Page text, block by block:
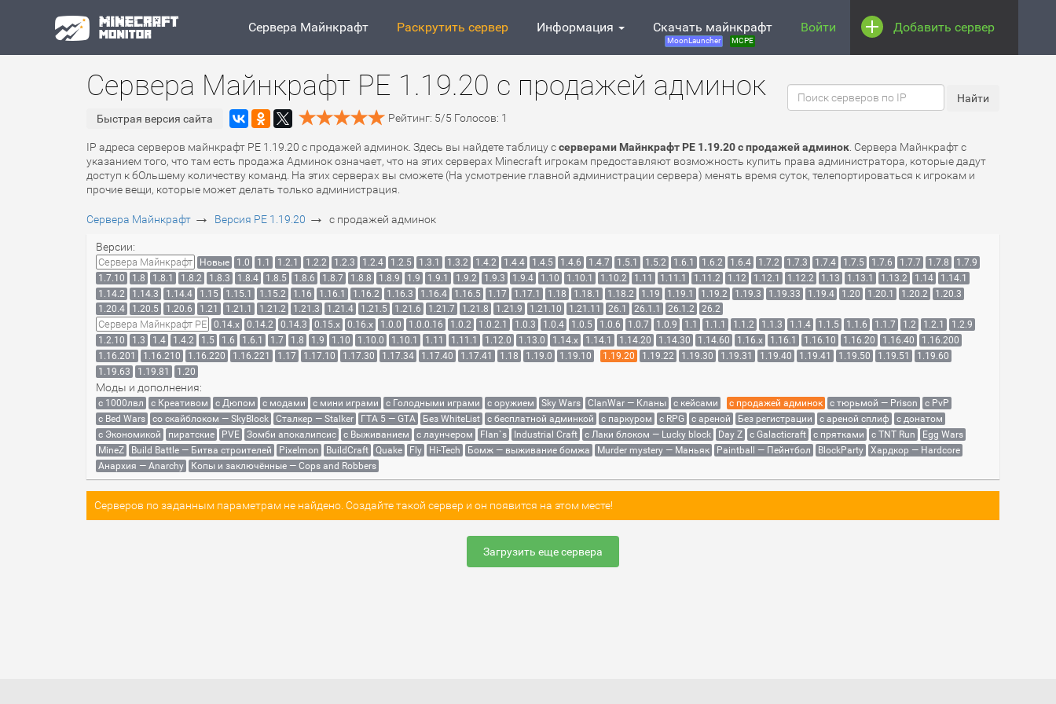
Сервера Майнкрафт Раскрутить сервер Информация Скачать майнкрафт
MoonLauncher MCPE
Войти Добавить сервер
Сервера Майнкрафт PE 1.19.20 с продажей админок
Быстрая версия сайта Рейтинг: 5/5 Голосов: 1
IP адреса серверов майнкрафт PE 1.19.20 с продажей админок. Здесь вы найдете таблицу ссерверами Майнкрафт PE 1.19.20 с продажей админок . Сервера Майнкрафт с
указанием того, что там есть продажа Админок означает, что на этих серверах Minecraft игрокам предоставляют возможность купить права администратора, которые дадут
доступ к бОльшему количеству команд. На этих серверах вы сможете (На усмотрение главной администрации сервера) менять время суток, телепортироваться к игрокам и
прочие вещи, которые может делать только администрация.
Сервера Майнкрафт → Версия PE 1.19.20 → с продажей админок
Версии:
Сервера Майнкрафт Новые 1.0 1.1 1.2.1 1.2.2 1.2.3 1.2.4 1.2.5 1.3.1 1.3.2 1.4.2 1.4.4 1.4.5 1.4.6 1.4.7 1.5.1 1.5.2 1.6.1 1.6.2 1.6.4 1.7.2 1.7.3 1.7.4 1.7.5 1.7.6 1.7.7 1.7.8
1.7.9
1.7.10
1.8 1.8.1 1.8.2 1.8.3 1.8.4 1.8.5 1.8.6 1.8.7 1.8.8 1.8.9 1.9 1.9.1 1.9.2 1.9.3 1.9.4 1.10 1.10.1 1.10.2 1.11 1.11.1 1.11.2 1.12 1.12.1 1.12.2 1.13 1.13.1 1.13.2 1.14
1.14.1
1.14.2
1.14.3 1.14.4 1.15 1.15.1 1.15.2 1.16 1.16.1 1.16.2 1.16.3 1.16.4 1.16.5 1.17 1.17.1 1.18 1.18.1 1.18.2 1.19 1.19.1 1.19.2 1.19.3 1.19.33 1.19.4 1.20 1.20.1 1.20.2
1.20.3
1.20.4
1.20.5 1.20.6 1.21 1.21.1 1.21.2 1.21.3 1.21.4 1.21.5 1.21.6 1.21.7 1.21.8 1.21.9 1.21.10 1.21.11 26.1 26.1.1 26.1.2 26.2
Сервера Майнкрафт PE 0.14.x 0.14.2 0.14.3 0.15.x 0.16.x 1.0.0 1.0.0.16 1.0.2 1.0.2.1 1.0.3 1.0.4 1.0.5 1.0.6 1.0.7 1.0.9 1.1 1.1.1 1.1.2 1.1.3 1.1.4 1.1.5 1.1.6 1.1.7 1.2 1.2.1
1.2.9
1.2.10
1.3 1.4 1.4.2 1.5 1.6 1.6.1 1.7 1.8 1.9 1.10 1.10.0 1.10.1 1.11 1.11.1 1.12.0 1.13.0 1.14.x 1.14.1 1.14.20 1.14.30 1.14.60 1.16.x 1.16.1 1.16.10 1.16.20 1.16.40
1.16.200
1.16.201
1.16.210 1.16.220 1.16.221 1.17 1.17.10 1.17.30 1.17.34 1.17.40 1.17.41 1.18 1.19.0 1.19.10 1.19.20 1.19.22 1.19.30 1.19.31 1.19.40 1.19.41 1.19.50 1.19.51
1.19.60
1.19.63
1.19.81 1.20
Моды и дополнения:
с 1000лвл c Креативом с Дюпом с модами с мини играми с Голодными играми с оружием Sky Wars ClanWar — Кланы с кейсами с продажей админок с тюрьмой — Prison
с PvP
с Bed Wars
со скайблоком — SkyBlock Сталкер — Stalker ГТА 5 — GTA Без WhiteList с бесплатной админкой с паркуром с RPG с ареной Без регистрации с ареной сплиф
с донатом
с Экономикой
пиратские PVE Зомби апокалипсис с Выживанием с лаунчером Flan`s Industrial Craft с Лаки блоком — Lucky block Day Z с Galacticraft с прятками с TNT Run
Egg Wars
MineZ
Build Battle — Битва строителей Pixelmon BuildCraft Quake Fly Hi-Tech Бомж — выживание бомжа Murder mystery — Маньяк Paintball — Пейнтбол BlockParty
Хардкор — Hardcore
Анархия — Anarchy
Копы и заключённые — Cops and Robbers
Серверов по заданным параметрам не найдено. Создайте такой сервер и он появится на этом месте!
Загрузить еще сервера